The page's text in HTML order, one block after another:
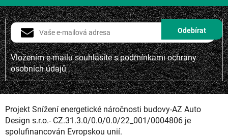
Vložením e-mailu souhlasíte spodmínkami ochrany
osobních údajů
Projekt Snížení energetické náročnosti budovy-AZ Auto
Design s.r.o.- CZ.31.3.0/0.0/0.0/22_001/0004806 je
spolufinancován Evropskou unií.